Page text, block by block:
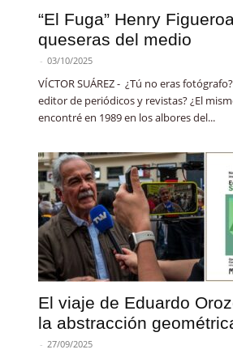
“El Fuga” Henry
queseras del medio
- 03/10/2025
VÍCTOR SUÁREZ - ¿Tú no eras
editor de periódicos y revistas? ¿El
encontré en 1989 en los albores del...
El viaje de Eduardo
la abstracción
- 27/09/2025